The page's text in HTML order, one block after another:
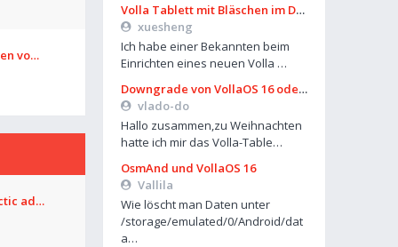
Volla Tablett mit Bläschen im Display?
xuesheng
Ich habe einer Bekannten beim
Einrichten eines neuen Volla …
Downgrade von VollaOS 16 oder Formatierung von Userdata (aus UT)
vlado-do
Hallo zusammen,zu Weihnachten
hatte ich mir das Volla-Table…
OsmAnd und VollaOS 16
Vallila
Wie löscht man Daten unter
/storage/emulated/0/Android/dat
a…
vo…
ad…